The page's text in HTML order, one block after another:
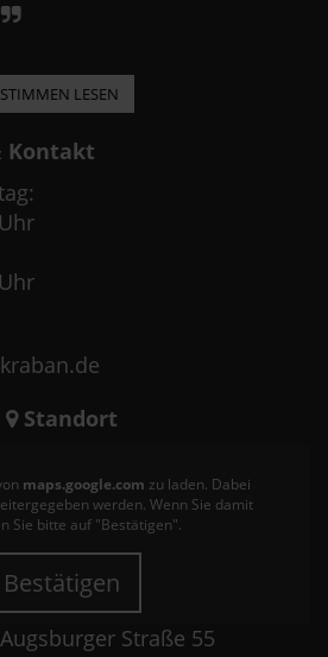
LESEN
Kontakt
Standort
maps.google.com zu laden. Dabei
werden. Wenn Sie damit
Sie bitte auf "Bestätigen".
Bestätigen
Straße 55